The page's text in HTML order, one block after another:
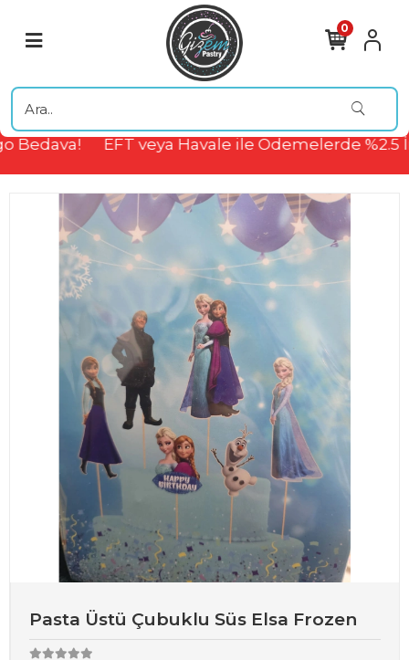
Bedava! EFT veya Havale ile Ödemelerde %2.5
0
Pasta Üstü Çubuklu Süs Elsa Frozen